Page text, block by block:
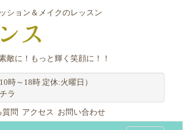
ション＆メイクのレッスン
敵に！もっと輝く笑顔に！！
時～18時 定休:火曜日）
ラ
質問 アクセス お問い合わせ